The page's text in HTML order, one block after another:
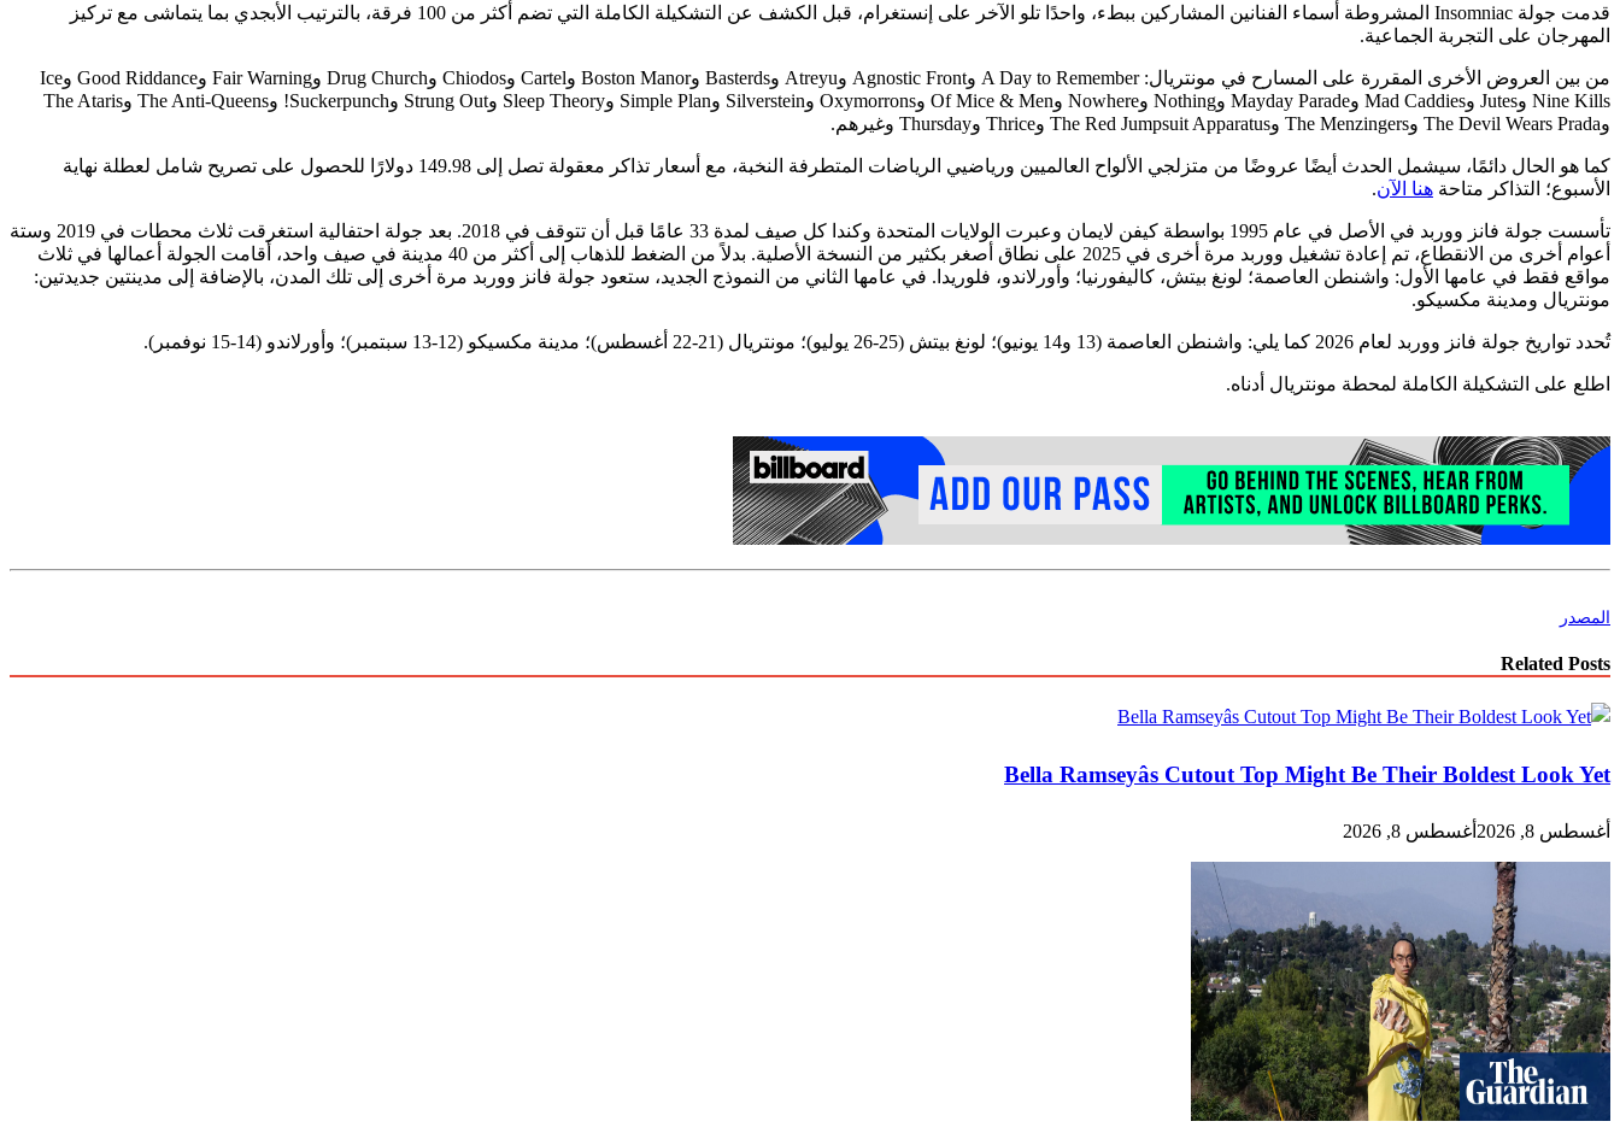
قدمت جولة Insomniac المشروطة أسماء الفنانين المشاركين ببطء، واحدًا تلو الآخر على إنستغرام، قبل الكشف عن التشكيلة الكاملة التي تضم أكثر من 100 فرقة، بالترتيب الأبجدي بما يتماشى مع تركيز
المهرجان على التجربة الجماعية.
من بين العروض الأخرى المقررة على المسارح في مونتريال: A Day to Remember وAgnostic Front وAtreyu وBasterds وBoston Manor وCartel وChiodos وDrug Church وFair Warning وGood Riddance وIce
Nine Kills وJutes وMad Caddies وMayday Parade وNothing وNowhere وOf Mice & Men وOxymorrons وSilverstein وSimple Plan وSleep Theory وStrung Out وSuckerpunch! وThe Anti-Queens وThe Ataris
وThe Devil Wears Prada وThe Menzingers وThe Red Jumpsuit Apparatus وThrice وThursday وغيرهم.
كما هو الحال دائمًا، سيشمل الحدث أيضًا عروضًا من متزلجي الألواح العالميين ورياضيي الرياضات المتطرفة النخبة، مع أسعار تذاكر معقولة تصل إلى 149.98 دولارًا للحصول على تصريح شامل لعطلة نهاية
الأسبوع؛ التذاكر متاحة هنا الآن.
تأسست جولة فانز ووربد في الأصل في عام 1995 بواسطة كيفن لايمان وعبرت الولايات المتحدة وكندا كل صيف لمدة 33 عامًا قبل أن تتوقف في 2018. بعد جولة احتفالية استغرقت ثلاث محطات في 2019 وستة
أعوام أخرى من الانقطاع، تم إعادة تشغيل ووربد مرة أخرى في 2025 على نطاق أصغر بكثير من النسخة الأصلية. بدلاً من الضغط للذهاب إلى أكثر من 40 مدينة في صيف واحد، أقامت الجولة أعمالها في ثلاث
مواقع فقط في عامها الأول: واشنطن العاصمة؛ لونغ بيتش، كاليفورنيا؛ وأورلاندو، فلوريدا. في عامها الثاني من النموذج الجديد، ستعود جولة فانز ووربد مرة أخرى إلى تلك المدن، بالإضافة إلى مدينتين جديدتين:
مونتريال ومدينة مكسيكو.
تُحدد تواريخ جولة فانز ووربد لعام 2026 كما يلي: واشنطن العاصمة (13 و14 يونيو)؛ لونغ بيتش (25-26 يوليو)؛ مونتريال (21-22 أغسطس)؛ مدينة مكسيكو (12-13 سبتمبر)؛ وأورلاندو (14-15 نوفمبر).
اطلع على التشكيلة الكاملة لمحطة مونتريال أدناه.
المصدر
Related Posts
Bella Ramseyâs Cutout Top Might Be Their Boldest Look Yet
أغسطس 8, 2026 أغسطس 8, 2026